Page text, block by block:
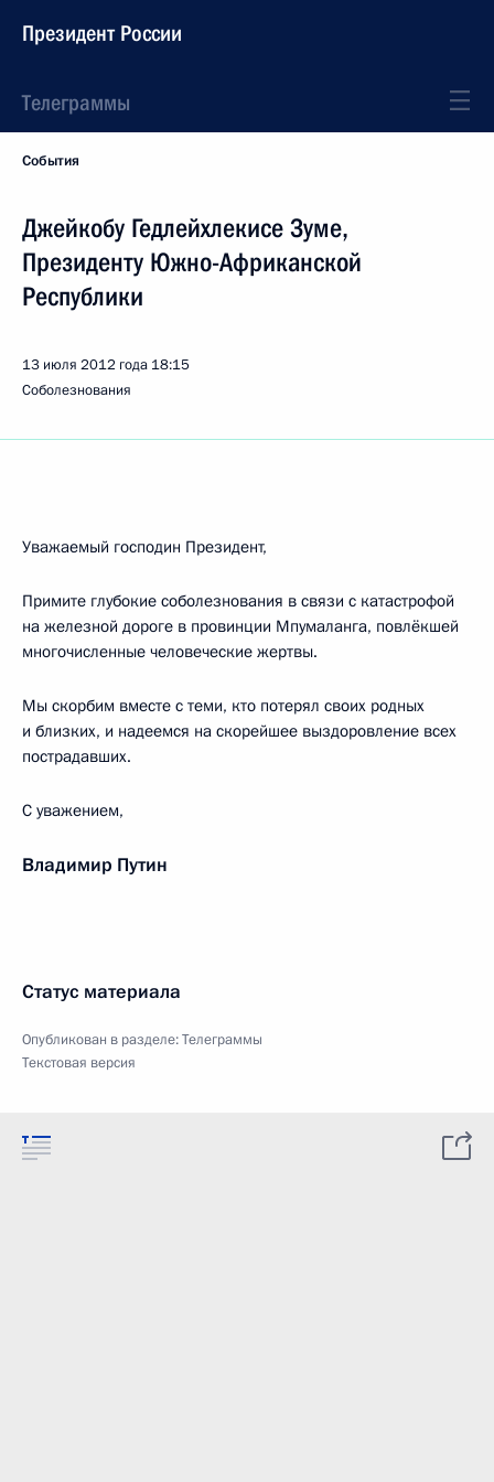
Президент России
Телеграммы
События
Джейкобу Гедлейхлекисе Зуме,
Президенту Южно-Африканской
Республики
13 июля 2012 года 18:15
Соболезнования
Уважаемый господин Президент,
Примите глубокие соболезнования в связи с катастрофой
на железной дороге в провинции Мпумаланга, повлёкшей
многочисленные человеческие жертвы.
Мы скорбим вместе с теми, кто потерял своих родных
и близких, и надеемся на скорейшее выздоровление всех
пострадавших.
С уважением,
Владимир Путин
Статус материала
Опубликован в разделе:Телеграммы
Текстовая версия